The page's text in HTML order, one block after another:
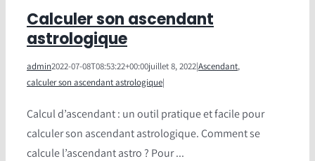
Calculer son ascendant
astrologique
admin2022-07-08T08:53:22+00:00juillet 8, 2022|Ascendant,
calculer son ascendant astrologique|
Calcul d’ascendant : un outil pratique et facile pour
calculer son ascendant astrologique. Comment se
calcule l’ascendant astro ? Pour ...